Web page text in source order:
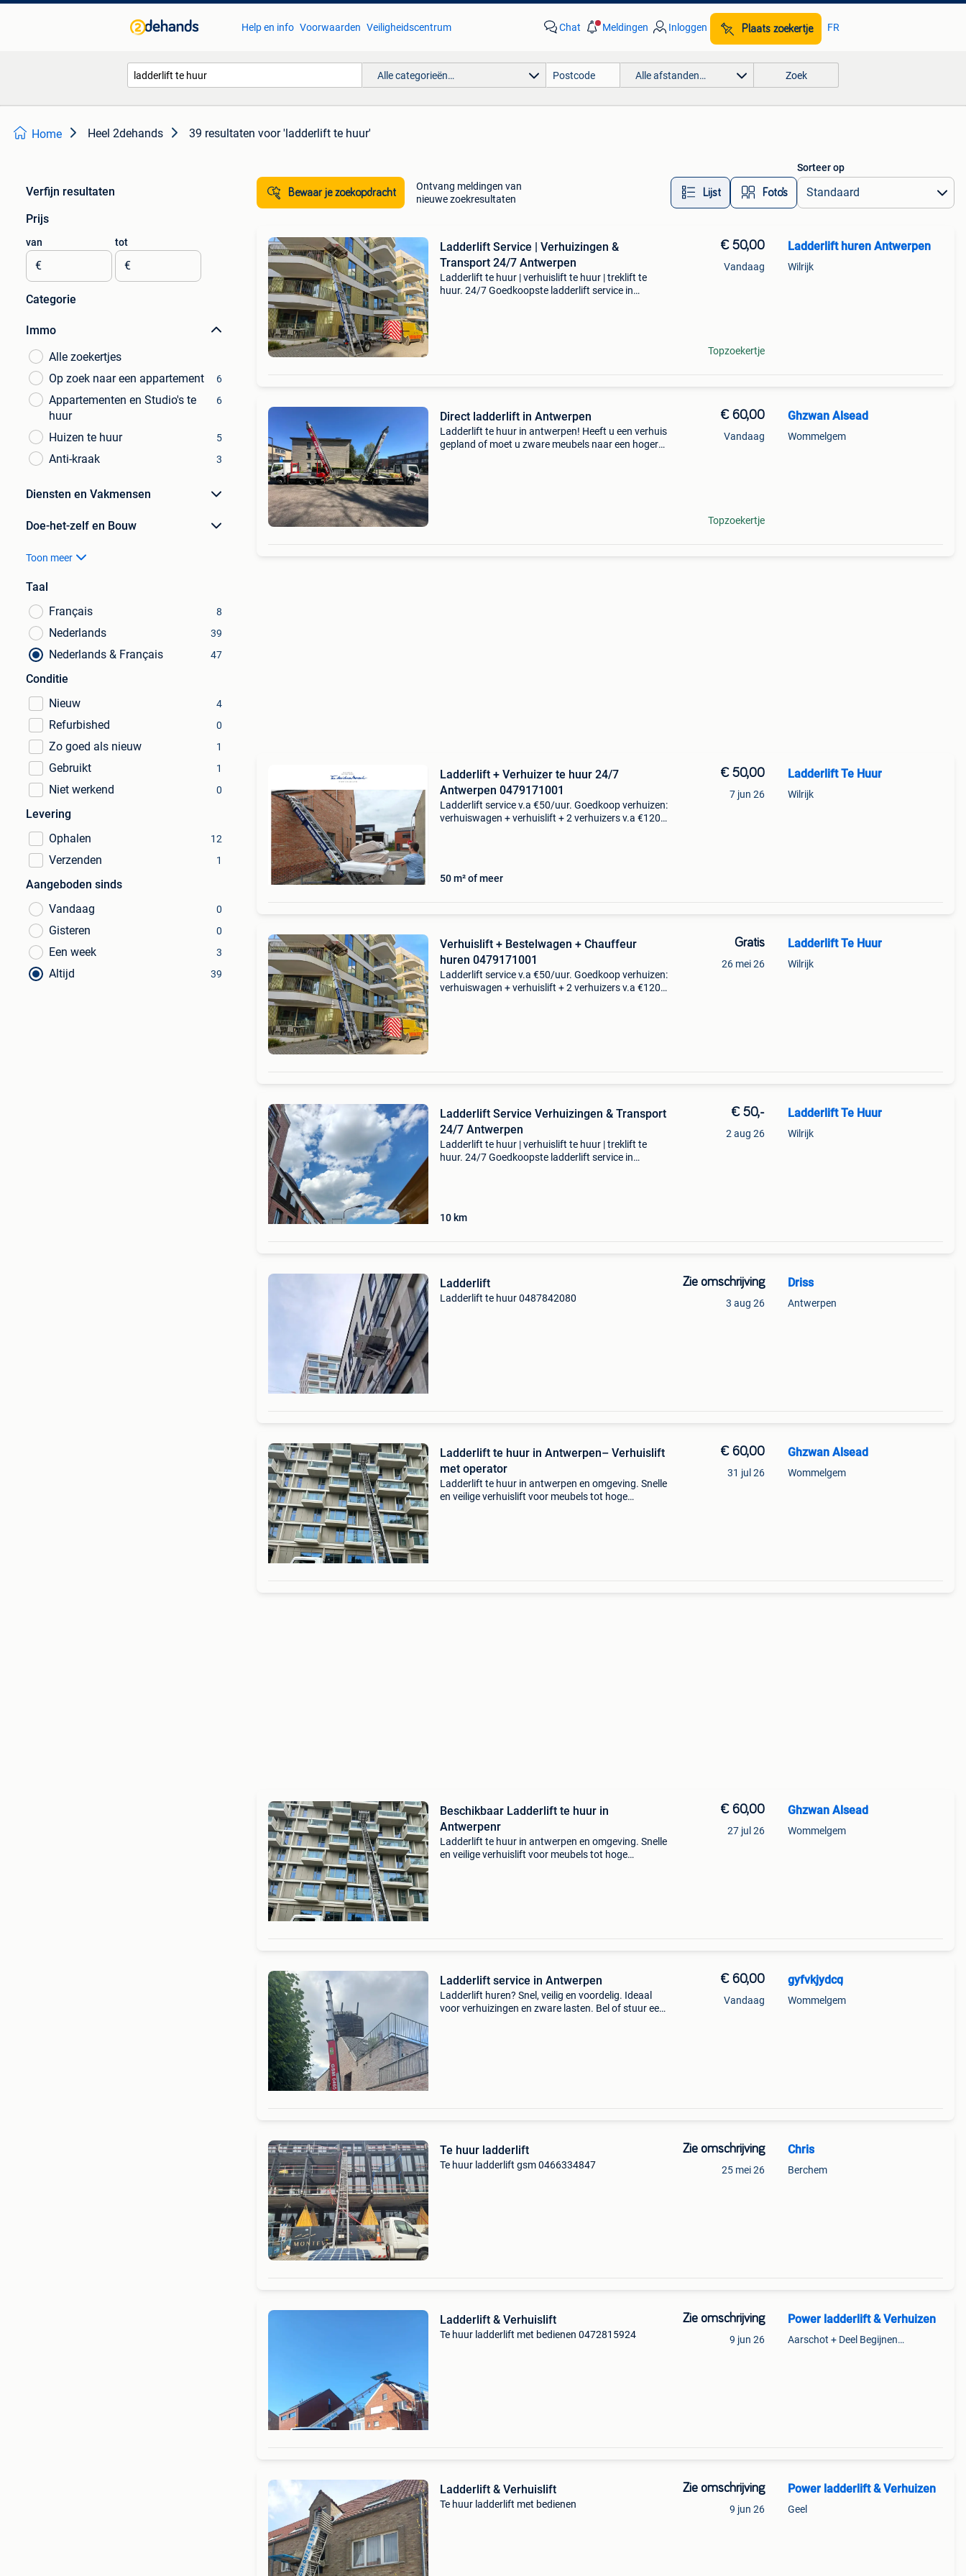
Help en info Voorwaarden Veiligheidscentrum Chat Meldingen Inloggen Plaats zoekertje FR
Alle categorieën… Alle afstanden… Zoek
Home Heel 2dehands 39 resultaten voor 'ladderlift te huur'
Verfijn resultaten
Prijs
van
€
tot
€
Categorie
Immo
Alle zoekertjes
Op zoek naar een appartement
6
Appartementen en Studio's te
huur
6
Huizen te huur 5
Anti-kraak 3
Diensten en Vakmensen
Doe-het-zelf en Bouw
Toon meer
Taal
Français
8
Nederlands 39
Nederlands & Français 47
Conditie
Nieuw
4
Refurbished 0
Zo goed als nieuw 1
Gebruikt 1
Niet werkend 0
Levering
Ophalen
12
Verzenden 1
Aangeboden sinds
Vandaag
0
Gisteren 0
Een week 3
Altijd 39
Bewaar je zoekopdracht
Ontvang meldingen van
nieuwe zoekresultaten
Lijst Foto’s
Sorteer op
Ladderlift Service | Verhuizingen &
Transport 24/7 Antwerpen
Ladderlift te huur | verhuislift te huur | treklift te
huur. 24/7 Goedkoopste ladderlift service in
€ 50,00
Vandaag
Topzoekertje
Ladderlift huren Antwerpen
Wilrijk
Direct ladderlift in Antwerpen
Ladderlift te huur in antwerpen! Heeft u een verhuis
gepland of moet u zware meubels naar een hogere
€ 60,00
Vandaag
Topzoekertje
Ghzwan Alsead
Wommelgem
Ladderlift + Verhuizer te huur 24/7
Antwerpen 0479171001
Ladderlift service v.a €50/uur. Goedkoop verhuizen:
verhuiswagen + verhuislift + 2 verhuizers v.a €120/
50 m² of meer
€ 50,00
7 jun 26
Ladderlift Te Huur
Wilrijk
Verhuislift + Bestelwagen + Chauffeur
huren 0479171001
Ladderlift service v.a €50/uur. Goedkoop verhuizen:
verhuiswagen + verhuislift + 2 verhuizers v.a €120/
Gratis
26 mei 26
Ladderlift Te Huur
Wilrijk
Ladderlift Service Verhuizingen & Transport
24/7 Antwerpen
Ladderlift te huur | verhuislift te huur | treklift te
huur. 24/7 Goedkoopste ladderlift service in
10 km
€ 50,-
2 aug 26
Ladderlift Te Huur
Wilrijk
Ladderlift
Ladderlift te huur 0487842080
Zie omschrijving
3 aug 26
Driss
Antwerpen
Ladderlift te huur in Antwerpen– Verhuislift
met operator
Ladderlift te huur in antwerpen en omgeving. Snelle
en veilige verhuislift voor meubels tot hoge
€ 60,00
31 jul 26
Ghzwan Alsead
Wommelgem
Beschikbaar Ladderlift te huur in
Antwerpenr
Ladderlift te huur in antwerpen en omgeving. Snelle
en veilige verhuislift voor meubels tot hoge
€ 60,00
27 jul 26
Ghzwan Alsead
Wommelgem
Ladderlift service in Antwerpen
Ladderlift huren? Snel, veilig en voordelig. Ideaal
voor verhuizingen en zware lasten. Bel of stuur een
€ 60,00
Vandaag
gyfvkjydcq
Wommelgem
Te huur ladderlift
Te huur ladderlift gsm 0466334847
Zie omschrijving
25 mei 26
Chris
Berchem
Ladderlift & Verhuislift
Te huur ladderlift met bedienen 0472815924
Zie omschrijving
9 jun 26
Power ladderlift & Verhuizen
Aarschot + Deel Begijnendijk
Ladderlift & Verhuislift
Te huur ladderlift met bedienen
Zie omschrijving
9 jun 26
Power ladderlift & Verhuizen
Geel